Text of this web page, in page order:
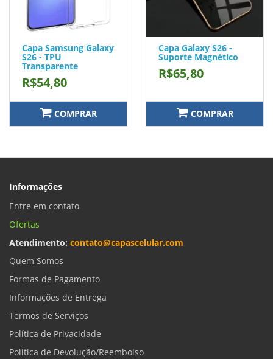
Capa Samsung Galaxy
S26 - TPU
Transparente
R$54,80
COMPRAR
Capa Galaxy S26 -
Suporte Magnético
R$65,80
COMPRAR
Informações
Entre em contato
Ofertas
Atendimento: contato@capascelular.com
Quem Somos
Formas de Pagamento
Informações de Entrega
Termos de Serviços
Política de Privacidade
Política de Devolução/Reembolso